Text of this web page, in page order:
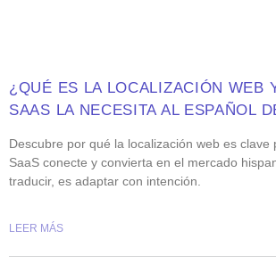
¿QUÉ ES LA LOCALIZACIÓN WEB
SAAS LA NECESITA AL ESPAÑOL
Descubre por qué la localización web es clave
SaaS conecte y convierta en el mercado
traducir, es adaptar con intención.
LEER MÁS